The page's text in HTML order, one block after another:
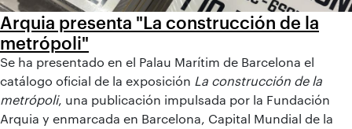
Arquia presenta "La construcción de la
metrópoli"
Se ha presentado en el Palau Marítim de Barcelona el
catálogo oficial de la exposición La construcción de la
metrópoli, una publicación impulsada por la Fundación
Arquia y enmarcada en Barcelona, Capital Mundial de la